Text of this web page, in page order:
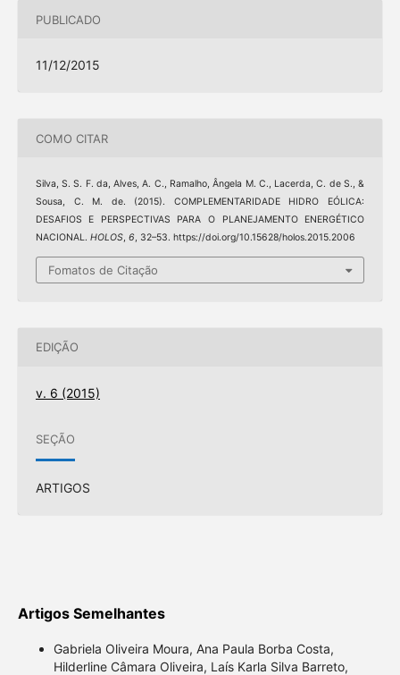
PUBLICADO
11/12/2015
COMO CITAR
Silva, S. S. F. da, Alves, A. C., Ramalho, Ângela M. C., Lacerda, C. de S., &
Sousa, C. M. de. (2015). COMPLEMENTARIDADE HIDRO EÓLICA:
DESAFIOS E PERSPECTIVAS PARA O PLANEJAMENTO ENERGÉTICO
NACIONAL. HOLOS, 6, 32–53. https://doi.org/10.15628/holos.2015.2006
Fomatos de Citação
EDIÇÃO
v. 6 (2015)
SEÇÃO
ARTIGOS
Artigos Semelhantes
Gabriela Oliveira Moura, Ana Paula Borba Costa,
Hilderline Câmara Oliveira, Laís Karla Silva Barreto,